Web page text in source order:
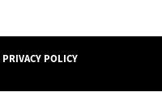
PRIVACY POLICY